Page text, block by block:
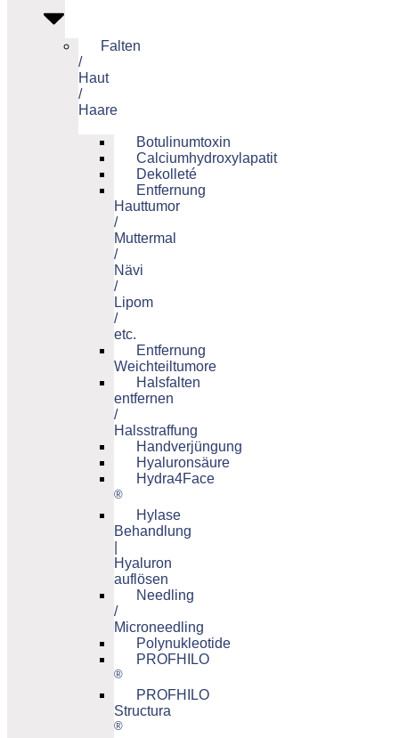
Falten
/
Haut
/
Haare
Botulinumtoxin
Calciumhydroxylapatit
Dekolleté
Entfernung
Hauttumor
/
Muttermal
/
Nävi
/
Lipom
/
etc.
Entfernung
Weichteiltumore
Halsfalten
entfernen
/
Halsstraffung
Handverjüngung
Hyaluronsäure
Hydra4Face
®
Hylase
Behandlung
Hyaluron
auflösen
Needling
/
Microneedling
Polynukleotide
PROFHILO
®
PROFHILO
Structura
®